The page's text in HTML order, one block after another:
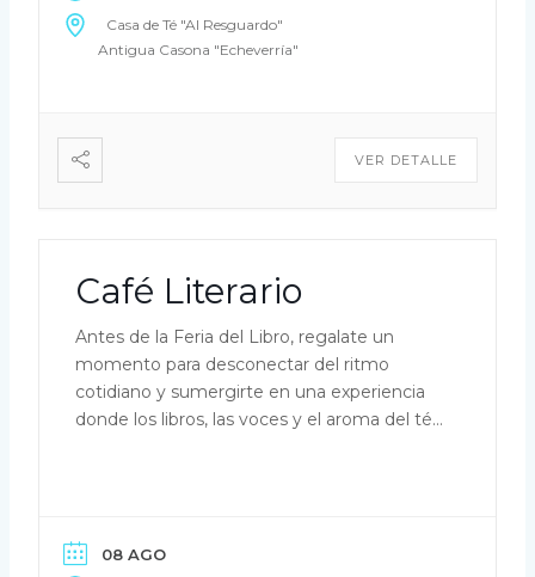
Casa de Té "Al Resguardo"
Antigua Casona "Echeverría"
VER DETALLE
Café Literario
Antes de la Feria del Libro, regalate un
momento para desconectar del ritmo
cotidiano y sumergirte en una experiencia
donde los libros, las voces y el aroma del té
Casa de Té Naroroto. […]
08 AGO